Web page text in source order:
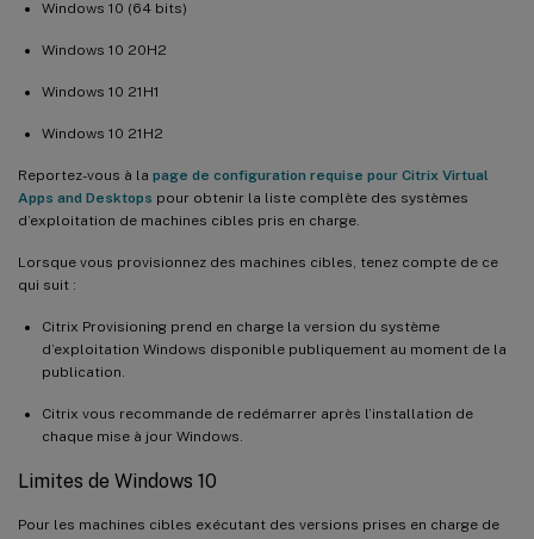
Windows 10 (64 bits)
Windows 10 20H2
Windows 10 21H1
Windows 10 21H2
Reportez-vous à la page de configuration requise pour Citrix Virtual
Apps and Desktops pour obtenir la liste complète des systèmes
d’exploitation de machines cibles pris en charge.
Lorsque vous provisionnez des machines cibles, tenez compte de ce
qui suit :
Citrix Provisioning prend en charge la version du système
d’exploitation Windows disponible publiquement au moment de la
publication.
Citrix vous recommande de redémarrer après l’installation de
chaque mise à jour Windows.
Limites de Windows 10
Pour les machines cibles exécutant des versions prises en charge de